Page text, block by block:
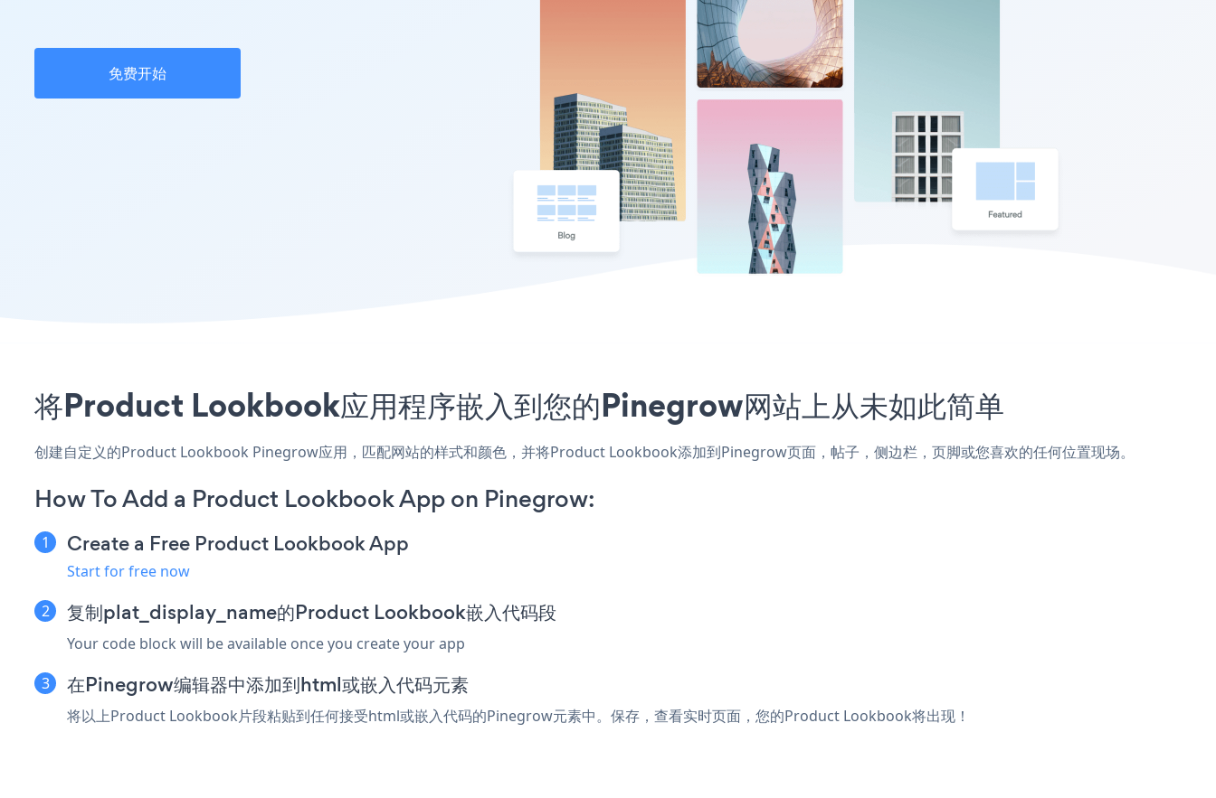
免费开始
将Product Lookbook应用程序嵌入到您的Pinegrow网站上从未如此简单
创建自定义的Product Lookbook Pinegrow应用，匹配网站的样式和颜色，并将Product Lookbook添加到Pinegrow页面，帖子，侧边栏，页脚或您喜欢的任何位置现场。
How To Add a Product Lookbook App on Pinegrow:
Create a Free Product Lookbook App
Start for free now
复制plat_display_name的Product Lookbook嵌入代码段
Your code block will be available once you create your app
在Pinegrow编辑器中添加到html或嵌入代码元素
将以上Product Lookbook片段粘贴到任何接受html或嵌入代码的Pinegrow元素中。保存，查看实时页面，您的Product Lookbook将出现！